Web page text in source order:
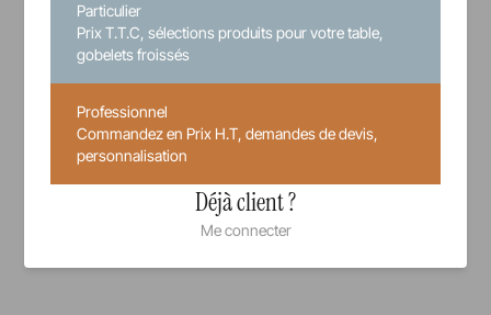
8,80 €
Prix unitaire TTC
Voir tous nos produits
Particulier
Prix T.T.C, sélections produits pour votre table,
gobelets froissés
Professionnel
Commandez en Prix H.T, demandes de devis,
personnalisation
Déjà client ?
Me connecter